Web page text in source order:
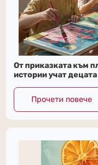
От приказката към
истории учат
Прочети повече